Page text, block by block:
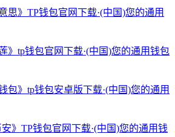
思》TP钱包官网下载·(中国)您的通用
》tp钱包官网下载·(中国)您的通用钱包
包》tp钱包安卓版下载·(中国)您的通用
安》TP钱包官网下载·(中国)您的通用钱